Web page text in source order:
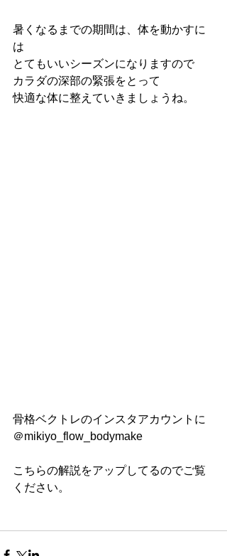
暑くなるまでの期間は、体を動かすに
は
とてもいいシーズンになりますので
カラダの深部の緊張をとって
快適な体に整えていきましょうね。
骨格ベクトレのインスタアカウントに
＠mikiyo_flow_bodymake
こちらの解説をアップしてるのでご覧
ください。